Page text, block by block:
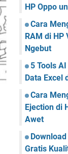
HP Oppo
Cara
RAM di
Ngebut
5 Tools
Data Excel
Cara
Ejection di
Awet
Gratis